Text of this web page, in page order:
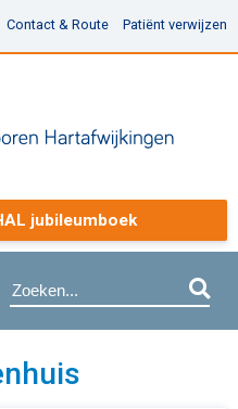
Contact & Route Patiënt verwijzen
jubileumboek